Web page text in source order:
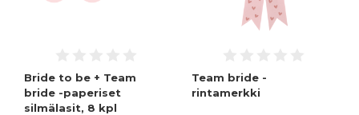
Bride to be + Team
bride -paperiset
silmälasit, 8 kpl
Team bride -
rintamerkki